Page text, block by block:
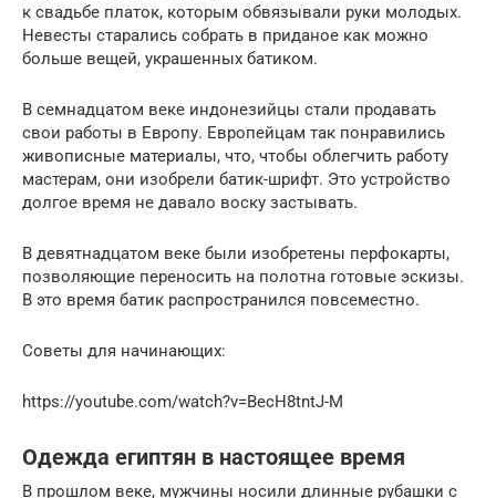
к свадьбе платок, которым обвязывали руки молодых.
Невесты старались собрать в приданое как можно
больше вещей, украшенных батиком.
В семнадцатом веке индонезийцы стали продавать
свои работы в Европу. Европейцам так понравились
живописные материалы, что, чтобы облегчить работу
мастерам, они изобрели батик-шрифт. Это устройство
долгое время не давало воску застывать.
В девятнадцатом веке были изобретены перфокарты,
позволяющие переносить на полотна готовые эскизы.
В это время батик распространился повсеместно.
Советы для начинающих:
https://youtube.com/watch?v=BecH8tntJ-M
Одежда египтян в настоящее время
В прошлом веке, мужчины носили длинные рубашки с